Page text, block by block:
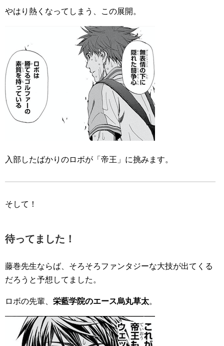
やはり熱くなってしまう、この展開。
入部したばかりのロボが「帝王」に挑みます。
そして！
待ってました！
藤巻先生ならば、そろそろファンタジーな大技が出てくる
だろうと予想してました。
ロボの先輩、 栄藍学院のエース烏丸草太。